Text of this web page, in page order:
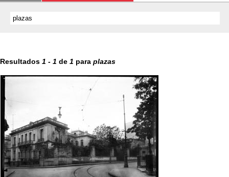
Resultados 1 - 1 de 1 para plazas